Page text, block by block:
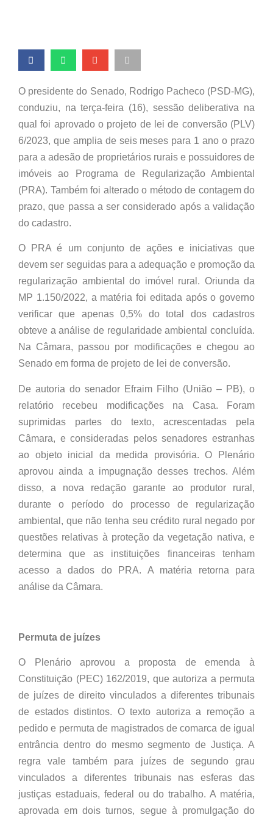
O presidente do Senado, Rodrigo Pacheco (PSD-MG),
conduziu, na terça-feira (16), sessão deliberativa na
qual foi aprovado o projeto de lei de conversão (PLV)
6/2023, que amplia de seis meses para 1 ano o prazo
para a adesão de proprietários rurais e possuidores de
imóveis ao Programa de Regularização Ambiental
(PRA). Também foi alterado o método de contagem do
prazo, que passa a ser considerado após a validação
do cadastro.
O PRA é um conjunto de ações e iniciativas que
devem ser seguidas para a adequação e promoção da
regularização ambiental do imóvel rural. Oriunda da
MP 1.150/2022, a matéria foi editada após o governo
verificar que apenas 0,5% do total dos cadastros
obteve a análise de regularidade ambiental concluída.
Na Câmara, passou por modificações e chegou ao
Senado em forma de projeto de lei de conversão.
De autoria do senador Efraim Filho (União – PB), o
relatório recebeu modificações na Casa. Foram
suprimidas partes do texto, acrescentadas pela
Câmara, e consideradas pelos senadores estranhas
ao objeto inicial da medida provisória. O Plenário
aprovou ainda a impugnação desses trechos. Além
disso, a nova redação garante ao produtor rural,
durante o período do processo de regularização
ambiental, que não tenha seu crédito rural negado por
questões relativas à proteção da vegetação nativa, e
determina que as instituições financeiras tenham
acesso a dados do PRA. A matéria retorna para
análise da Câmara.
Permuta de juízes
O Plenário aprovou a proposta de emenda à
Constituição (PEC) 162/2019, que autoriza a permuta
de juízes de direito vinculados a diferentes tribunais
de estados distintos. O texto autoriza a remoção a
pedido e permuta de magistrados de comarca de igual
entrância dentro do mesmo segmento de Justiça. A
regra vale também para juízes de segundo grau
vinculados a diferentes tribunais nas esferas das
justiças estaduais, federal ou do trabalho. A matéria,
aprovada em dois turnos, segue à promulgação do